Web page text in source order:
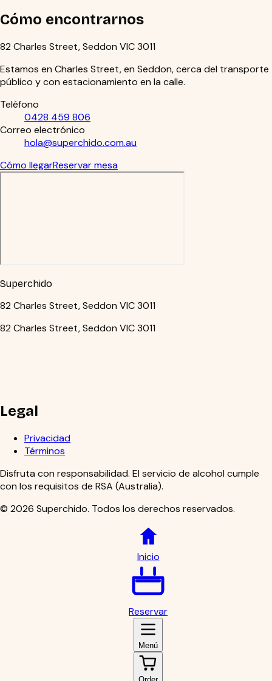
Cómo encontrarnos
82 Charles Street, Seddon VIC 3011
Estamos en Charles Street, en Seddon, cerca del transporte
público y con estacionamiento en la calle.
Teléfono
0428 459 806
Correo electrónico
hola@superchido.com.au
Cómo llegarReservar mesa
Superchido
82 Charles Street, Seddon VIC 3011
82 Charles Street, Seddon VIC 3011
Legal
Privacidad
Términos
Disfruta con responsabilidad. El servicio de alcohol cumple
con los requisitos de RSA (Australia).
© 2026 Superchido. Todos los derechos reservados.
Inicio
Reservar
Menú